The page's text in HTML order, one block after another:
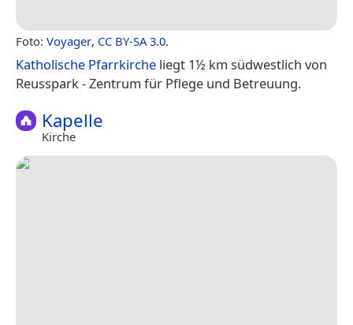
Foto: Voyager, CC BY-SA 3.0.
Katholische Pfarrkirche liegt 1½ km südwestlich von
Reusspark - Zentrum für Pflege und Betreuung.
Kapelle
Kirche